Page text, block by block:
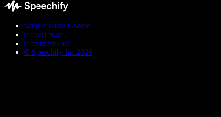
העדפות קובצי Cookie
תנאי השירות
מדיניות פרטיות
© Speechify Inc 2026